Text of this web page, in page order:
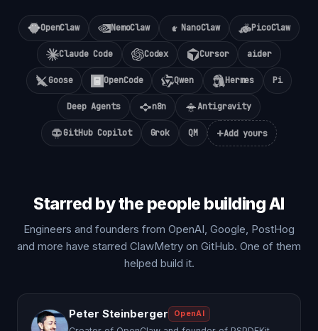
OpenClaw NemoClaw NanoClaw PicoClaw
Claude Code Codex Cursor aider
Goose OpenCode Qwen Hermes Pi
Deep Agents n8n Antigravity
GitHub Copilot Grok QM +Add yours
Starred by the people building AI
Engineers and founders from OpenAI, Google, PostHog
and more have starred ClawMetry on GitHub. One of them
helped build it.
Peter Steinberger OpenAI